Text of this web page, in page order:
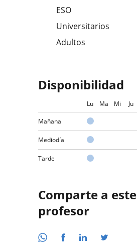
ESO
Universitarios
Adultos
Disponibilidad
Lu Ma Mi Ju
Mañana
Mediodía
Tarde
Comparte a este
profesor